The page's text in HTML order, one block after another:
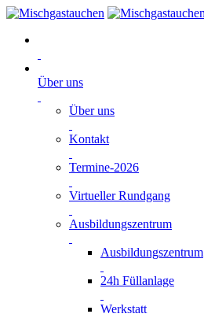
Über uns
Über uns
Kontakt
Termine-2026
Virtueller Rundgang
Ausbildungszentrum
Ausbildungszentrum
24h Füllanlage
Werkstatt